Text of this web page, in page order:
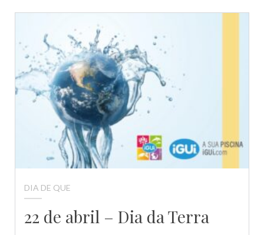
DIA DE QUE
22 de abril – Dia da Terra